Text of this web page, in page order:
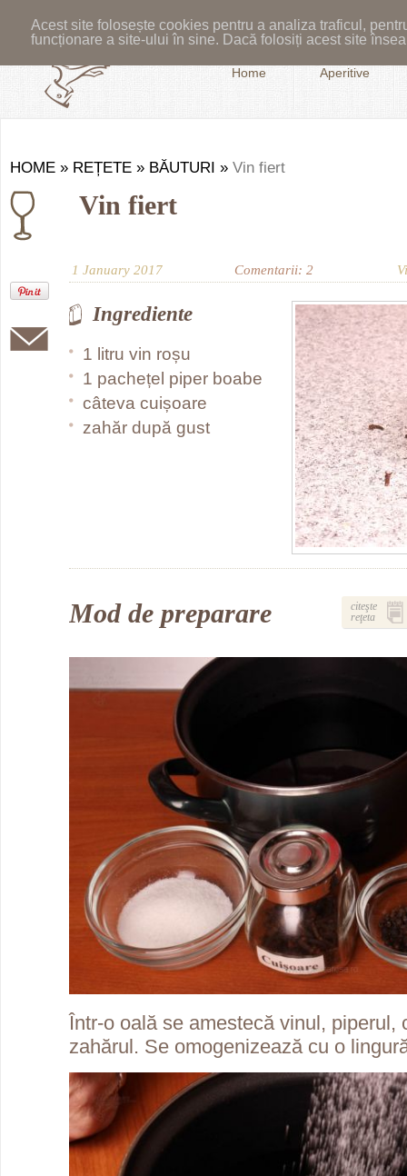
Acest site folosește cookies pentru a analiza traficul,
funcționare a site-ului în sine. Dacă folosiți acest site
Home Aperitive
HOME » REȚETE » BĂUTURI » Vin fiert
Vin fiert
1 January 2017 Comentarii: 2
Ingrediente
1 litru vin roșu
1 pachețel piper boabe
câteva cuișoare
zahăr după gust
Mod de preparare
citeşte
reţeta
Într-o oală se amestecă vinul, piperul,
zahărul. Se omogenizează cu o